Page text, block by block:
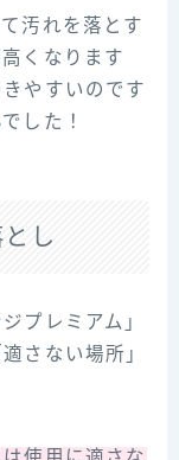
汚れを落とす
くなります
やすいのです
した！
し
プレミアム」
さない場所」